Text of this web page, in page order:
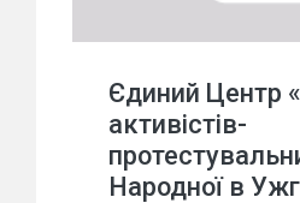
Єдиний Центр
активістів-
Народної в